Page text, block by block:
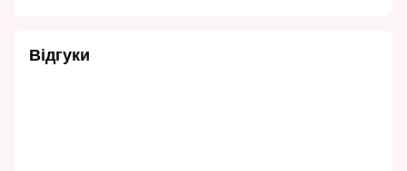
Відгуки